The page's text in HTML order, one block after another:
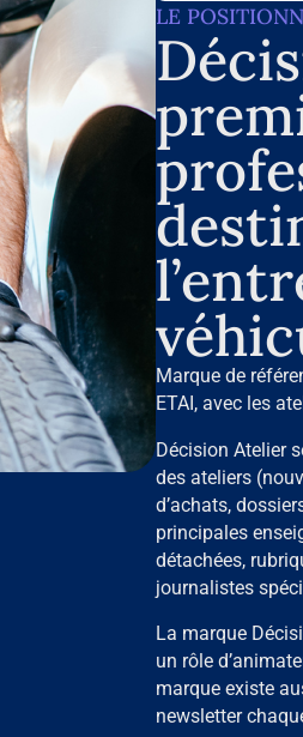
LE
Marque de
ETAI, avec les
Décision Atelier
des ateliers
d’achats,
principales
détachées,
journalistes
La marque
un rôle
marque existe
newsletter